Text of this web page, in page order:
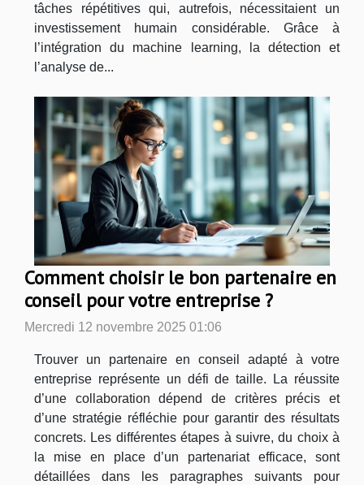
tâches répétitives qui, autrefois, nécessitaient un
investissement humain considérable. Grâce à
l’intégration du machine learning, la détection et
l’analyse de...
Comment choisir le bon partenaire en
conseil pour votre entreprise ?
Mercredi 12 novembre 2025 01:06
Trouver un partenaire en conseil adapté à votre
entreprise représente un défi de taille. La réussite
d’une collaboration dépend de critères précis et
d’une stratégie réfléchie pour garantir des résultats
concrets. Les différentes étapes à suivre, du choix à
la mise en place d’un partenariat efficace, sont
détaillées dans les paragraphes suivants pour